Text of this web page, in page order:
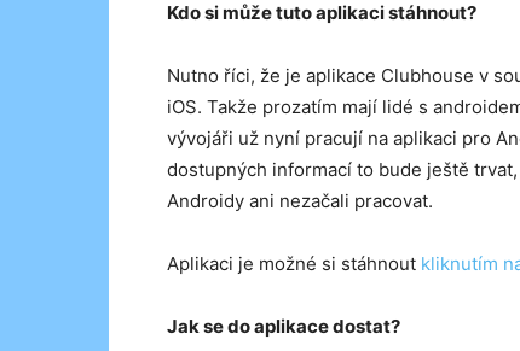
Kdo si může tuto aplikaci stáhnout?
Nutno říci, že je aplikace Clubhouse v
iOS. Takže prozatím mají lidé s
vývojáři už nyní pracují na aplikaci pro
dostupných informací to bude ještě
Androidy ani nezačali pracovat.
Aplikaci je možné si stáhnout kliknutím
Jak se do aplikace dostat?